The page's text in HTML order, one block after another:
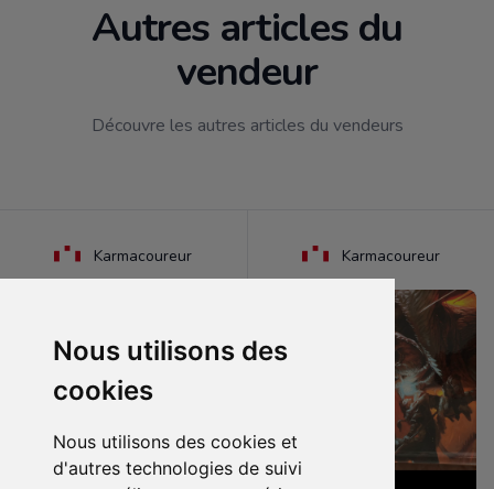
Nous utilisons des
cookies
Nous utilisons des cookies et
d'autres technologies de suivi
Autres articles du
vendeur
Découvre les autres articles du vendeurs
Karmacoureur Karmacoureur